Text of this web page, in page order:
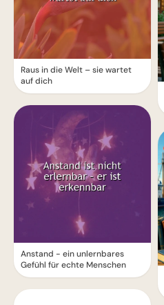
Raus in die Welt – sie wartet
auf dich
Anstand - ein unlernbares
Gefühl für echte Menschen